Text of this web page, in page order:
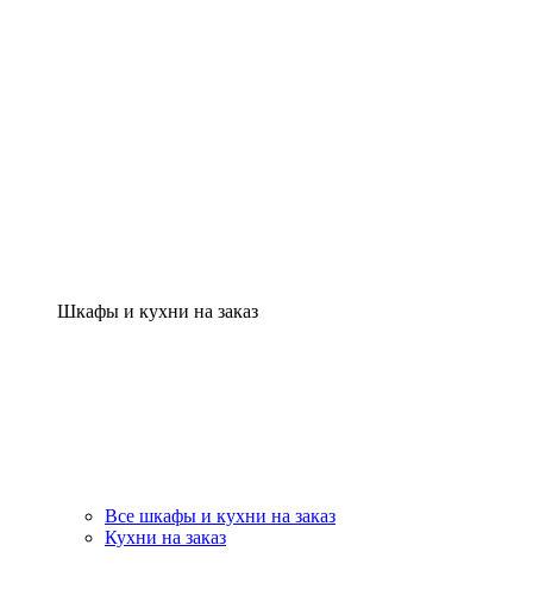
Шкафы и кухни на заказ
Все шкафы и кухни на заказ
Кухни на заказ